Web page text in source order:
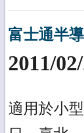
富士通半
2011/
適用於小